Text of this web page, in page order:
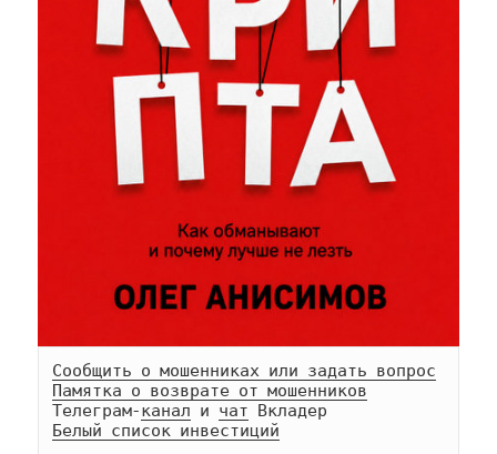
Сообщить о мошенниках или задать вопрос
Памятка о возврате от мошенников
Телеграм-канал и чат
Белый список инвестиций